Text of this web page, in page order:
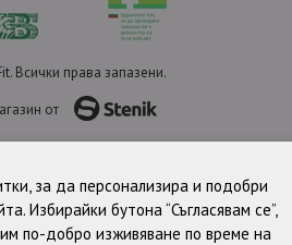
Всички права запазени.
от
за да персонализира и подобри
Избирайки бутона “Съгласявам се”,
по-добро изживяване по време на